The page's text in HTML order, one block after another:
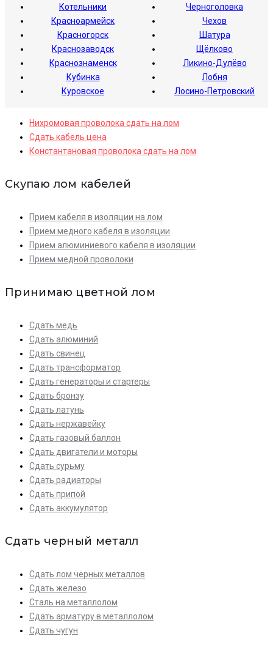
Котельники
Красноармейск
Красногорск
Краснозаводск
Краснознаменск
Кубинка
Куровское
Черноголовка
Чехов
Шатура
Щёлково
Ликино-Дулёво
Лобня
Лосино-Петровский
Нихромовая проволока сдать на лом
Сдать кабель цена
Константановая проволока сдать на лом
Скупаю лом кабелей
Прием кабеля в изоляции на лом
Прием медного кабеля в изоляции
Прием алюминиевого кабеля в изоляции
Прием медной проволоки
Принимаю цветной лом
Сдать медь
Сдать алюминий
Сдать свинец
Сдать трансформатор
Сдать генераторы и стартеры
Сдать бронзу
Сдать латунь
Сдать нержавейку
Сдать газовый баллон
Сдать двигатели и моторы
Сдать сурьму
Сдать радиаторы
Сдать припой
Сдать аккумулятор
Сдать черный металл
Сдать лом черных металлов
Сдать железо
Сталь на металлолом
Сдать арматуру в металлолом
Сдать чугун